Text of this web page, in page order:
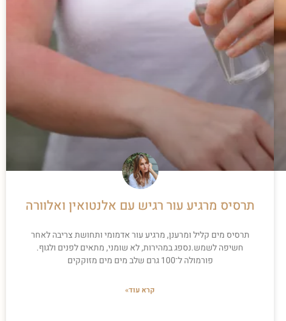
תרסיס מרגיע עור רגיש עם אלנטואין ואלוורה
תרסיס מים קליל ומרענן, מרגיע עור אדמומי ותחושת צריבה לאחר
חשיפה לשמש.נספג במהירות, לא שומני, מתאים לפנים ולגוף.
פורמולה ל־100 גרם שלב מים מים מזוקקים
קרא עוד»